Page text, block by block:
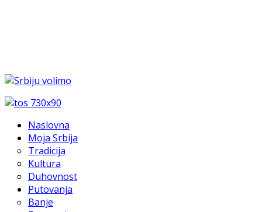
Naslovna
Moja Srbija
Tradicija
Kultura
Duhovnost
Putovanja
Banje